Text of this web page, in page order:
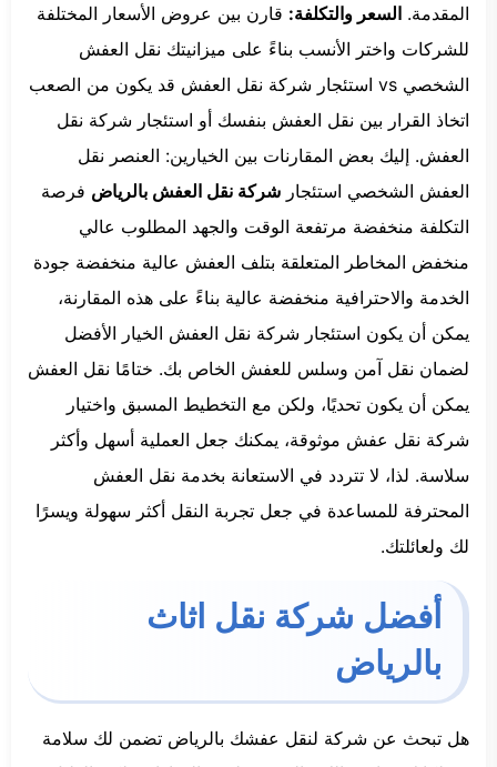
المقدمة. السعر والتكلفة: قارن بين عروض الأسعار المختلفة
للشركات واختر الأنسب بناءً على ميزانيتك نقل العفش
الشخصي vs استئجار شركة نقل العفش قد يكون من الصعب
اتخاذ القرار بين نقل العفش بنفسك أو استئجار شركة نقل
العفش. إليك بعض المقارنات بين الخيارين: العنصر نقل
العفش الشخصي استئجار شركة نقل العفش بالرياض فرصة
التكلفة منخفضة مرتفعة الوقت والجهد المطلوب عالي
منخفض المخاطر المتعلقة بتلف العفش عالية منخفضة جودة
الخدمة والاحترافية منخفضة عالية بناءً على هذه المقارنة،
يمكن أن يكون استئجار شركة نقل العفش الخيار الأفضل
لضمان نقل آمن وسلس للعفش الخاص بك. ختامًا نقل العفش
يمكن أن يكون تحديًا، ولكن مع التخطيط المسبق واختيار
شركة نقل عفش موثوقة، يمكنك جعل العملية أسهل وأكثر
سلاسة. لذا، لا تتردد في الاستعانة بخدمة نقل العفش
المحترفة للمساعدة في جعل تجربة النقل أكثر سهولة ويسرًا
لك ولعائلتك.
أفضل شركة نقل اثاث
بالرياض
هل تبحث عن شركة لنقل عفشك بالرياض تضمن لك سلامة